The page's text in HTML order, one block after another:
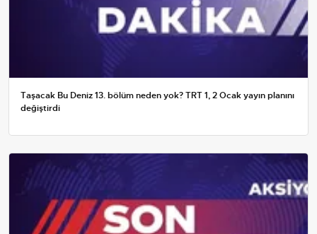
Taşacak Bu Deniz 13. bölüm neden yok? TRT 1, 2 Ocak yayın planını
değiştirdi